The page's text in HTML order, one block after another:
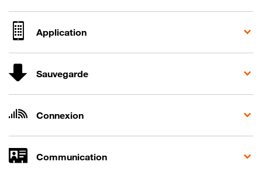
Application
Sauvegarde
Connexion
Communication